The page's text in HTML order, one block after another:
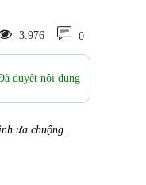
3.976 0
duyệt nội dung
ưa chuộng.